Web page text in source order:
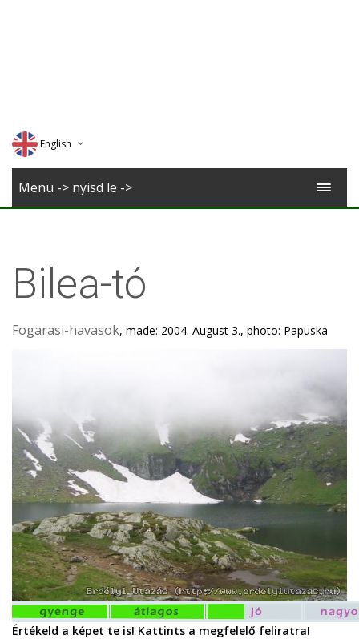
English
Deutsch
Menü -> nyisd le ->
Bilea-tó
Fogarasi-havasok, made: 2004. August 3., photo: Papuska
Értékeld a képet te is! Kattints a megfelelő feliratra!